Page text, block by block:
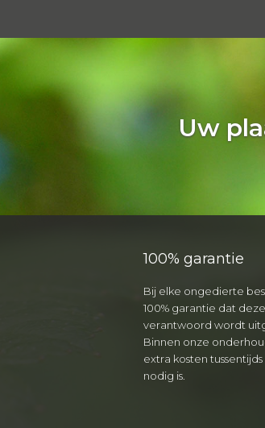
Uw
100% garantie
Bij elke ongedierte
100% garantie dat
verantwoord wordt
Binnen onze
extra kosten
nodig is.